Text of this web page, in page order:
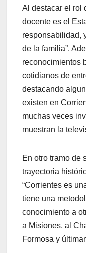
Al destacar el rol
docente es el
responsabilidad,
de la familia”.
reconocimientos
cotidianos de
destacando
existen en
muchas veces
muestran la
En otro tramo de
trayectoria
“Corrientes es
tiene una
conocimiento a
a Misiones, al
Formosa y